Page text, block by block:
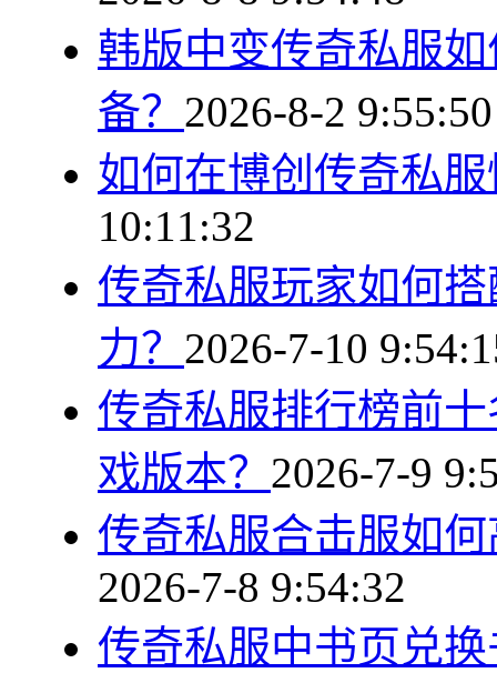
韩版中变传奇私服
备？ 2026-8-2 9:55:50
如何在博创传奇私
10:11:32
传奇私服玩家如何
力？ 2026-7-10
传奇私服排行榜前
戏版本？ 2026-7-9
传奇私服合击服如
2026-7-8 9:54:32
传奇私服中书页兑